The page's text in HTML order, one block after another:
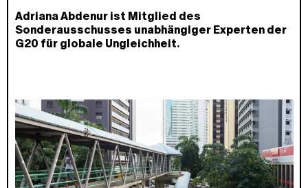
Adriana Abdenur ist Mitglied des
Sonderausschusses unabhängiger Experten der
G20 für globale Ungleichheit.